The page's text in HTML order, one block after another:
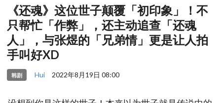
《还魂》这位世子颠覆「初印象」！不
只帮忙「作弊」，还主动追查「还魂
人」，与张煜的「兄弟情」更是让人拍
手叫好XD
韩剧 Hui 2022年8月19日 08:00